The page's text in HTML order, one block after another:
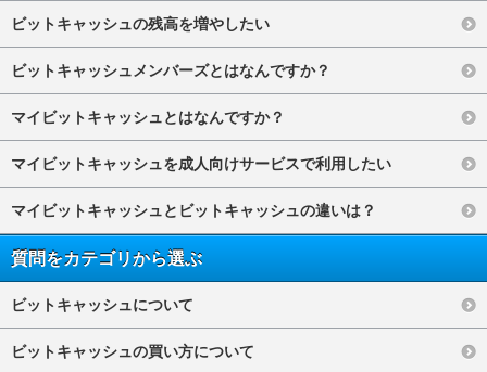
ビットキャッシュの残高を増やしたい
ビットキャッシュメンバーズとはなんですか？
マイビットキャッシュとはなんですか？
マイビットキャッシュを成人向けサービスで利用したい
マイビットキャッシュとビットキャッシュの違いは？
質問をカテゴリから選ぶ
ビットキャッシュについて
ビットキャッシュの買い方について